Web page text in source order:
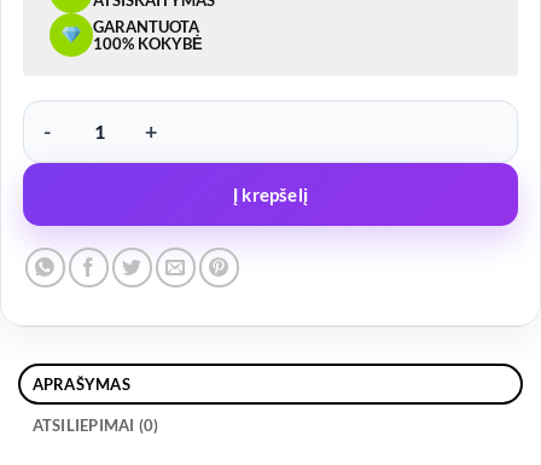
GARANTUOTA
100% KOKYBĖ
produkto kiekis: Ratukas atraminis pripučiamas 260x85mm 48mm
Į krepšelį
APRAŠYMAS
ATSILIEPIMAI (0)